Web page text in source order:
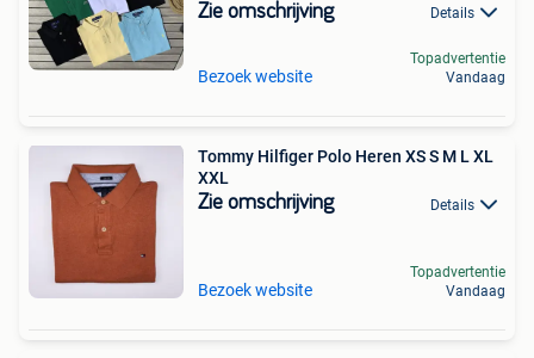
Zie omschrijving Details
Bezoek website
Topadvertentie
Vandaag
Tommy Hilfiger Polo Heren XS S M L XL
XXL
Zie omschrijving Details
Bezoek website
Topadvertentie
Vandaag